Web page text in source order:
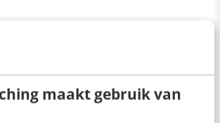
maakt gebruik van
dat je positionering helder is? Doe
Richard Poolman